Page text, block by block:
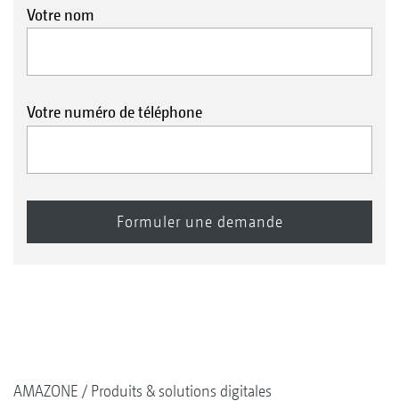
Votre nom
Votre numéro de téléphone
AMAZONE
Produits & solutions digitales